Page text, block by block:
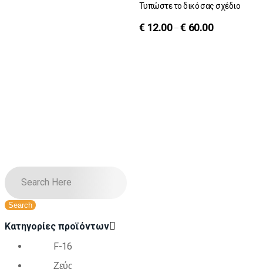
Τυπώστε το δικό σας σχέδιο
€ 12.00–€ 60.00
Κατηγορίες προϊόντων
F-16
Ζεύς